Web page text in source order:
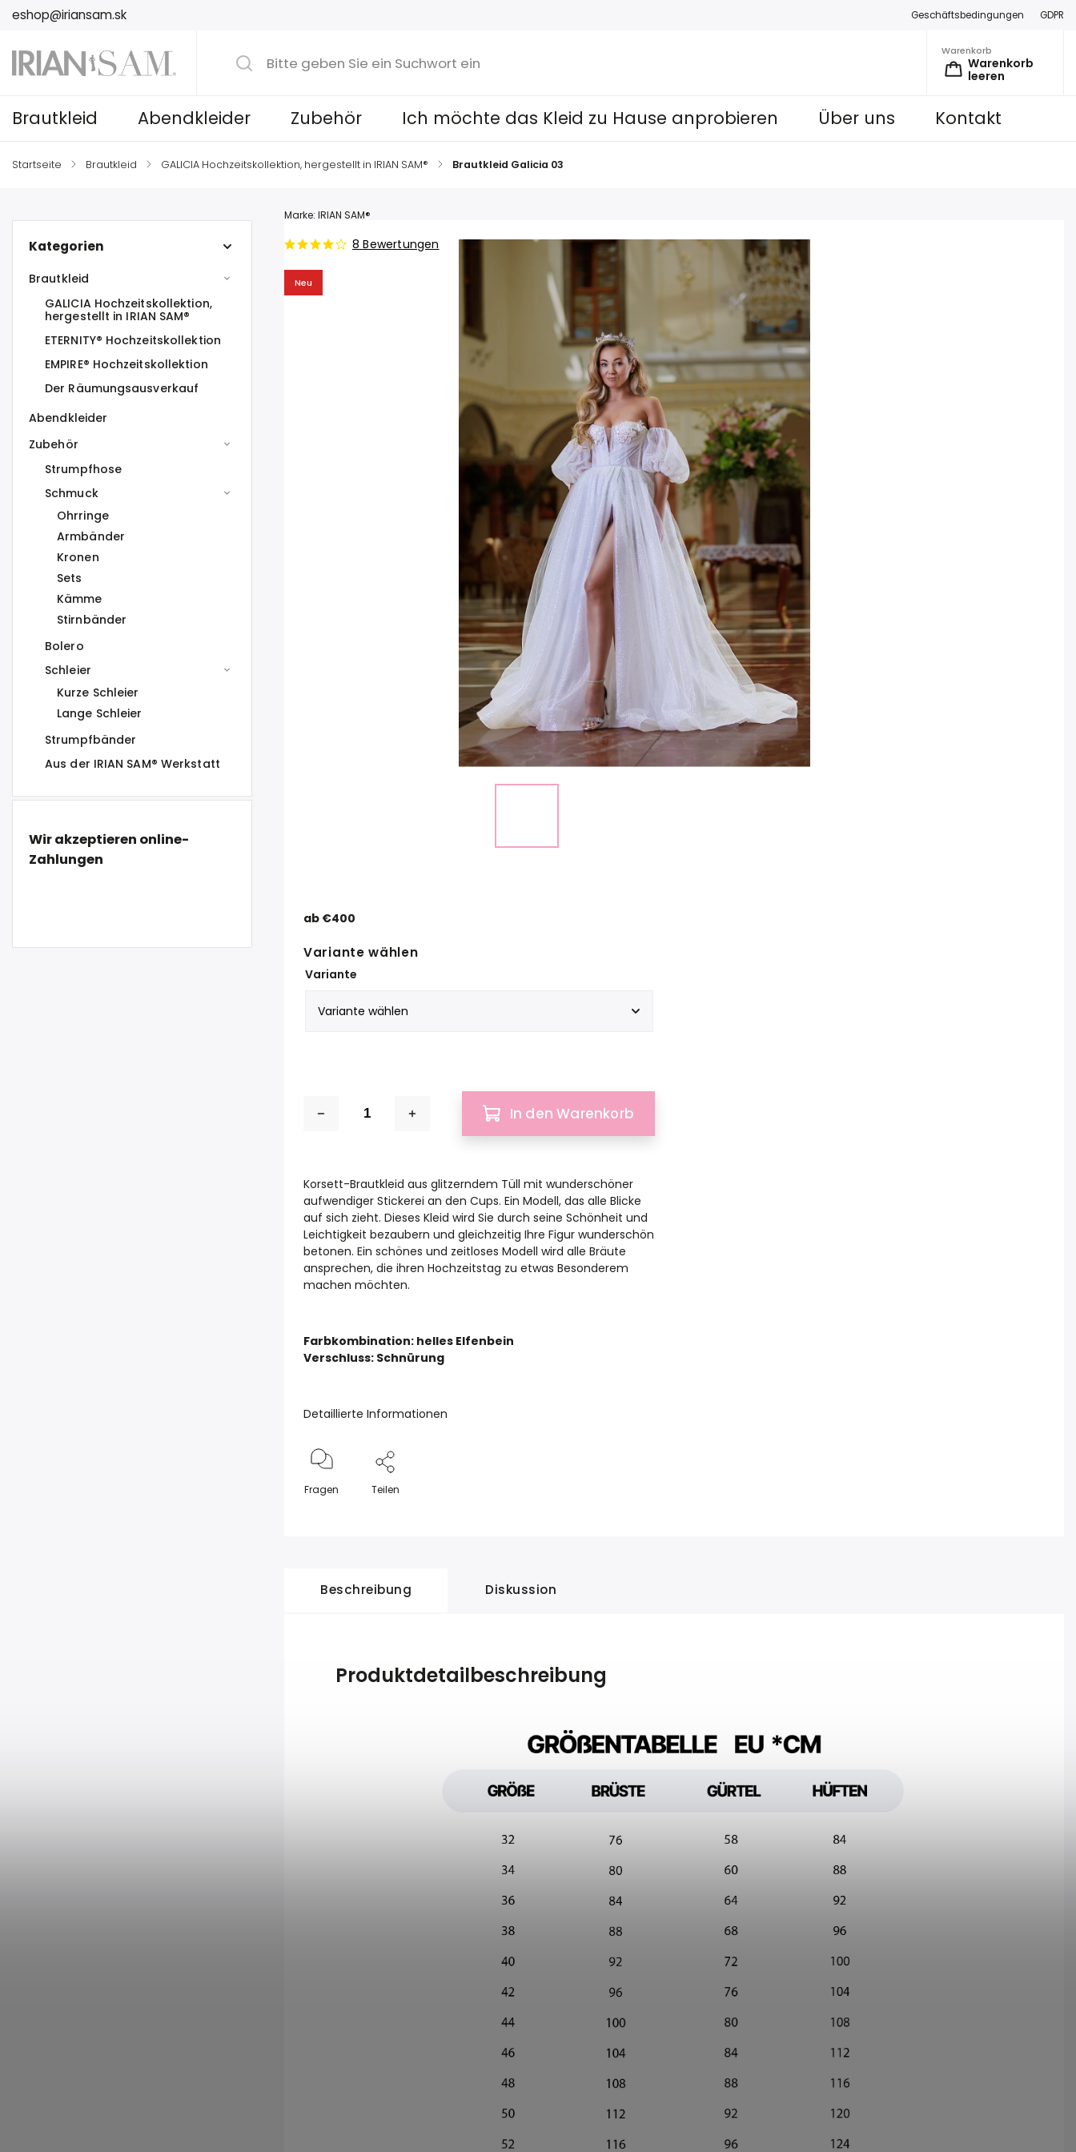
eshop@iriansam.sk Geschäftsbedingungen GDPR
Warenkorb
Warenkorb
leeren
Brautkleid Abendkleider Zubehör Ich möchte das Kleid zu Hause anprobieren Über uns Kontakt
Startseite / Brautkleid / GALICIA Hochzeitskollektion, hergestellt in IRIAN SAM® / Brautkleid Galicia 03
Kategorien
Brautkleid
GALICIA Hochzeitskollektion,
hergestellt in IRIAN SAM®
ETERNITY® Hochzeitskollektion
EMPIRE® Hochzeitskollektion
Der Räumungsausverkauf
Abendkleider
Zubehör
Strumpfhose
Schmuck
Ohrringe
Armbänder
Kronen
Sets
Kämme
Stirnbänder
Bolero
Schleier
Kurze Schleier
Lange Schleier
Strumpfbänder
Aus der IRIAN SAM® Werkstatt
Wir akzeptieren online-
Zahlungen
Neu
8 Bewertungen
Marke: IRIAN SAM®
ab €400
Variante wählen
Variante
In den Warenkorb
Korsett-Brautkleid aus glitzerndem Tüll mit wunderschöner
aufwendiger Stickerei an den Cups. Ein Modell, das alle Blicke
auf sich zieht. Dieses Kleid wird Sie durch seine Schönheit und
Leichtigkeit bezaubern und gleichzeitig Ihre Figur wunderschön
betonen. Ein schönes und zeitloses Modell wird alle Bräute
ansprechen, die ihren Hochzeitstag zu etwas Besonderem
machen möchten.
Farbkombination: helles Elfenbein
Verschluss: Schnürung
Detaillierte Informationen
Fragen Teilen
Beschreibung Diskussion
Produktdetailbeschreibung